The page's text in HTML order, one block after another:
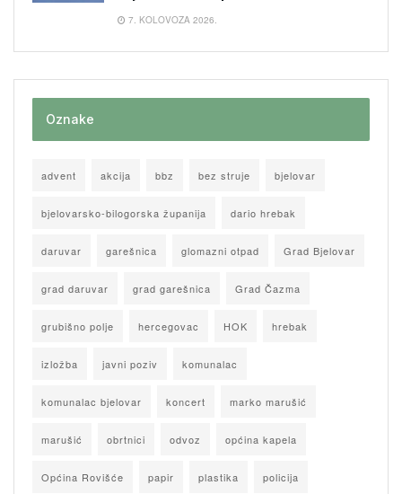
7. KOLOVOZA 2026.
Oznake
advent akcija bbz bez struje bjelovar
bjelovarsko-bilogorska županija dario hrebak
daruvar garešnica glomazni otpad Grad Bjelovar
grad daruvar grad garešnica Grad Čazma
grubišno polje hercegovac HOK hrebak
izložba javni poziv komunalac
komunalac bjelovar koncert marko marušić
marušić obrtnici odvoz općina kapela
Općina Rovišće papir plastika policija